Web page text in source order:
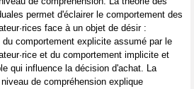
permet d'éclairer le comportement des
face à un objet de désir :
du comportement explicite assumé par le
et du comportement implicite et
qui influence la décision d'achat. La
de compréhension explique